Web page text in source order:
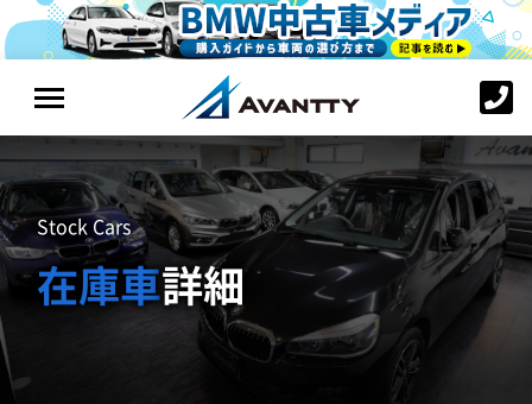
Stock Cars
在庫車詳細